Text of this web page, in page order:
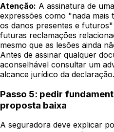
Atenção: A assinatura de
expressões como "nada
os danos presentes e
futuras reclamações
mesmo que as lesões ainda
Antes de assinar qualquer
aconselhável consultar um
alcance jurídico da declaração.
Passo 5: pedir
proposta baixa
A seguradora deve explicar